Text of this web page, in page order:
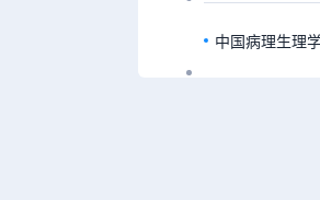
中国病理生理